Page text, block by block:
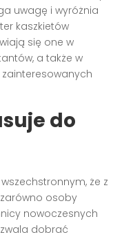
uwagę i wyróżnia
kaszkietów
się one w
a także w
do
że z
osoby
nowoczesnych
dobrać